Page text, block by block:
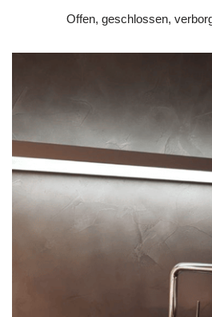
Offen, geschlossen,